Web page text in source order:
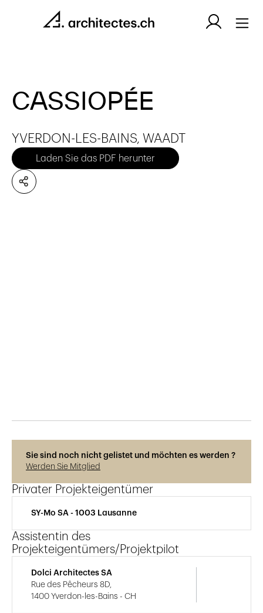
CASSIOPÉE
YVERDON-LES-BAINS, WAADT
Laden Sie das PDF herunter
Sie sind noch nicht gelistet und möchten es werden ?
Werden Sie Mitglied
Privater Projekteigentümer
SY-Mo SA - 1003 Lausanne
Assistentin des
Projekteigentümers/Projektpilot
Dolci Architectes SA
Rue des Pêcheurs 8D,
1400 Yverdon-les-Bains - CH